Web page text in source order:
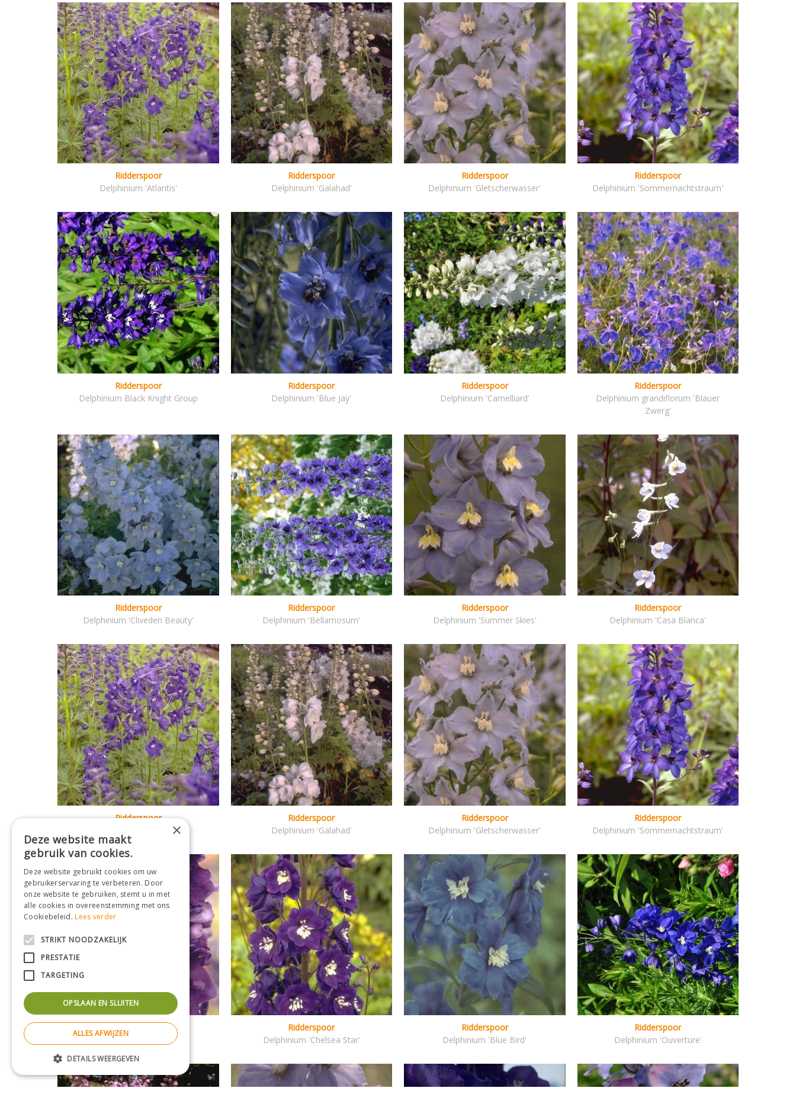
Ridderspoor
Delphinium 'Atlantis'
Ridderspoor
Delphinium 'Galahad'
Ridderspoor
Delphinium 'Gletscherwasser'
Ridderspoor
Delphinium 'Sommernachtstraum'
Ridderspoor
Delphinium Black Knight Group
Ridderspoor
Delphinium 'Blue Jay'
Ridderspoor
Delphinium 'Camelliard'
Ridderspoor
Delphinium grandiflorum 'Blauer
Zwerg'
Ridderspoor
Delphinium 'Cliveden Beauty'
Ridderspoor
Delphinium 'Bellamosum'
Ridderspoor
Delphinium 'Summer Skies'
Ridderspoor
Delphinium 'Casa Blanca'
Ridderspoor
Delphinium 'Atlantis'
Ridderspoor
Delphinium 'Galahad'
Ridderspoor
Delphinium 'Gletscherwasser'
Ridderspoor
Delphinium 'Sommernachtstraum'
Ridderspoor
Delphinium 'Black Knight'
Ridderspoor
Delphinium 'Chelsea Star'
Ridderspoor
Delphinium 'Blue Bird'
Ridderspoor
Delphinium 'Ouverture'
×
Deze website maakt
gebruik van cookies.
Deze website gebruikt cookies om uw
gebruikerservaring te verbeteren. Door
onze website te gebruiken, stemt u in met
alle cookies in overeenstemming met ons
Cookiebeleid.Lees verder
STRIKT NOODZAKELIJK
PRESTATIE
TARGETING
OPSLAAN EN SLUITEN
ALLES AFWIJZEN
DETAILS WEERGEVEN